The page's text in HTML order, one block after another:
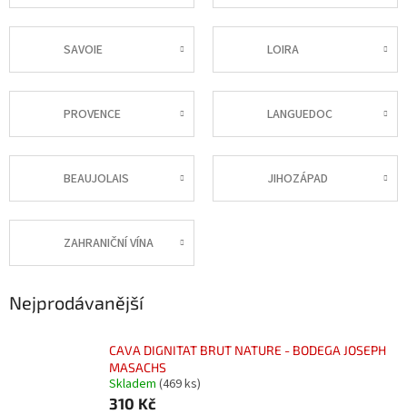
SAVOIE LOIRA
PROVENCE LANGUEDOC
BEAUJOLAIS JIHOZÁPAD
ZAHRANIČNÍ VÍNA
Nejprodávanější
CAVA DIGNITAT BRUT NATURE - BODEGA JOSEPH
MASACHS
Skladem (469 ks)
310 Kč